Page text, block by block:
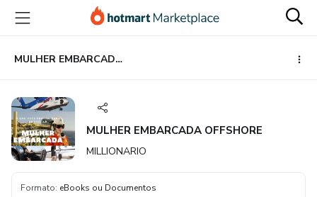
para
conteúdo
principal
para
pagamento
para
rodapé
MULHER EMBARCADA OFFSHORE
MULHER EMBARCADA OFFSHORE
MILLIONARIO
Formato: eBooks ou Documentos